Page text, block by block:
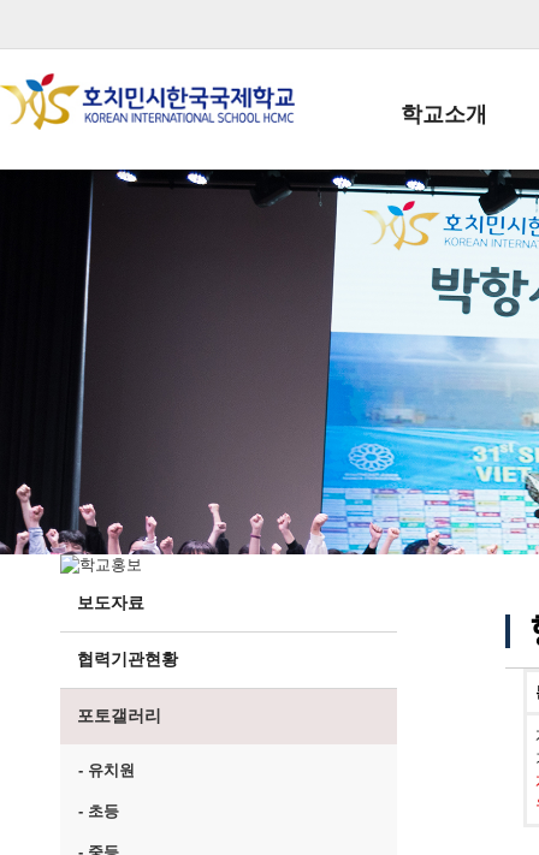
학교소개
학교장인사말
학생회장인사말
학교상징
학교 CI
교직원현황
학생현황
위치/전화
전경사진
보도자료
협력기관현황
포토갤러리
- 유치원
- 초등